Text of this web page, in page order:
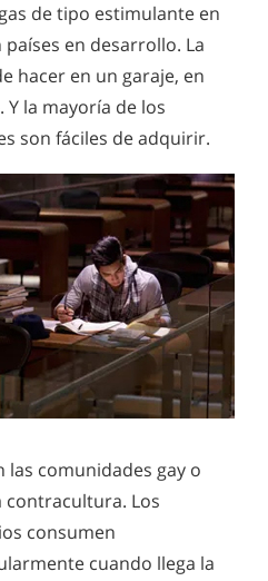
de tipo estimulante en
en desarrollo. La
hacer en un garaje, en
Y la mayoría de los
son fáciles de adquirir.
las comunidades gay o
contracultura. Los
consumen
cuando llega la